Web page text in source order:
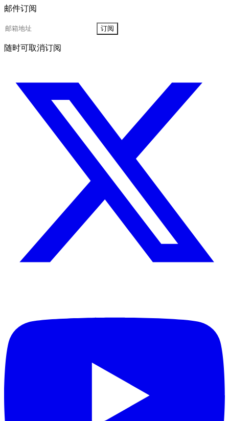
邮件订阅
订阅
随时可取消订阅